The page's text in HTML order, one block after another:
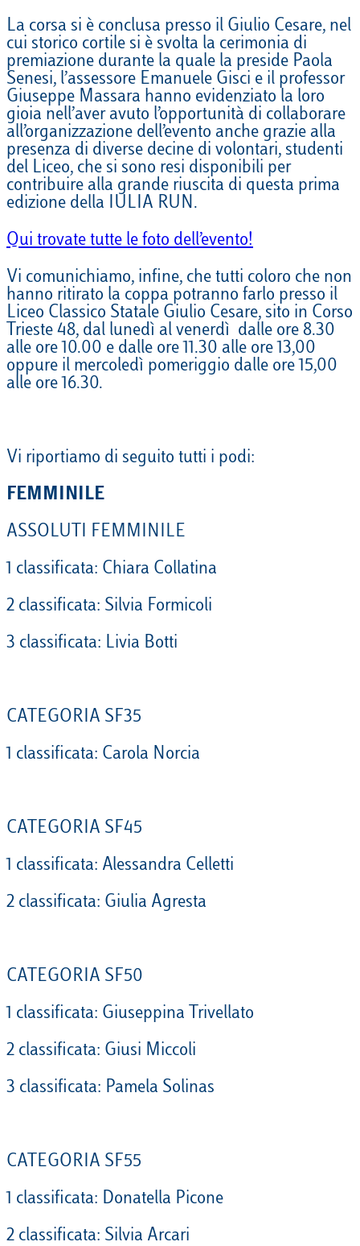
La corsa si è conclusa presso il Giulio Cesare, nel
cui storico cortile si è svolta la cerimonia di
premiazione durante la quale la preside Paola
Senesi, l’assessore Emanuele Gisci e il professor
Giuseppe Massara hanno evidenziato la loro
gioia nell’aver avuto l’opportunità di collaborare
all’organizzazione dell’evento anche grazie alla
presenza di diverse decine di volontari, studenti
del Liceo, che si sono resi disponibili per
contribuire alla grande riuscita di questa prima
edizione della IULIA RUN.
Qui trovate tutte le foto dell’evento!
Vi comunichiamo, infine, che tutti coloro che non
hanno ritirato la coppa potranno farlo presso il
Liceo Classico Statale Giulio Cesare, sito in Corso
Trieste 48, dal lunedì al venerdì dalle ore 8.30
alle ore 10.00 e dalle ore 11.30 alle ore 13,00
oppure il mercoledì pomeriggio dalle ore 15,00
alle ore 16.30.
Vi riportiamo di seguito tutti i podi:
FEMMINILE
ASSOLUTI FEMMINILE
1 classificata: Chiara Collatina
2 classificata: Silvia Formicoli
3 classificata: Livia Botti
CATEGORIA SF35
1 classificata: Carola Norcia
CATEGORIA SF45
1 classificata: Alessandra Celletti
2 classificata: Giulia Agresta
CATEGORIA SF50
1 classificata: Giuseppina Trivellato
2 classificata: Giusi Miccoli
3 classificata: Pamela Solinas
CATEGORIA SF55
1 classificata: Donatella Picone
2 classificata: Silvia Arcari